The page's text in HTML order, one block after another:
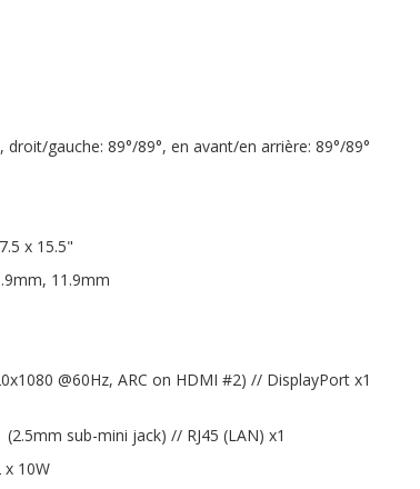
gauche: 89°/89°, en avant/en arrière: 89°/89°
x 15.5"
11.9mm
@60Hz, ARC on HDMI #2) // DisplayPort x1
sub-mini jack) // RJ45 (LAN) x1
10W